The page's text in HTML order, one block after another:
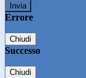
Errore
Chiudi
Successo
Chiudi